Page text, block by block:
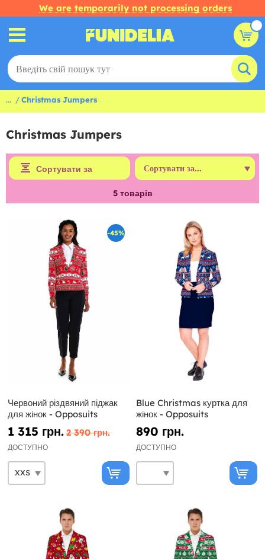
We are temporarily not processing orders
... Christmas Jumpers
Christmas Jumpers
Сортувати за
5товарів
-45%
Червоний різдвяний піджак
для жінок - Opposuits
1 315 грн. 2 390 грн.
ДОСТУПНО
Blue Christmas куртка для
жінок - Opposuits
890 грн.
ДОСТУПНО